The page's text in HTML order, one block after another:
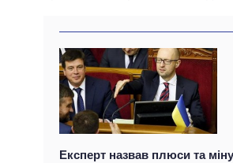
Експерт назвав плюси та